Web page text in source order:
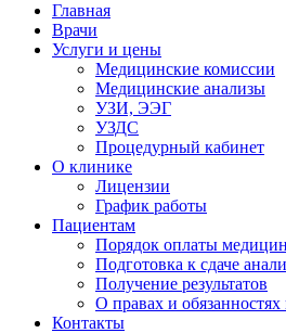
Главная
Врачи
Услуги и цены
Медицинские комиссии
Медицинские анализы
УЗИ, ЭЭГ
УЗДС
Процедурный кабинет
О клинике
Лицензии
График работы
Пациентам
Порядок оплаты
Подготовка к сдаче
Получение результатов
О правах и обязанностях
Контакты